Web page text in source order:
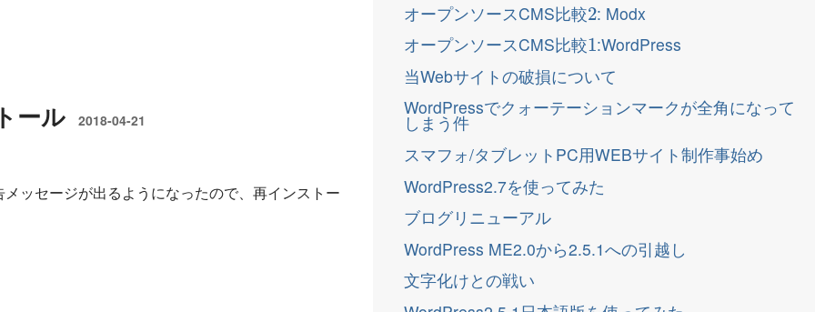
ール 2018-04-21
ッセージが出るようになったので、再インストー
オープンソースCMS比較 : Modx
オープンソースCMS比較 :WordPress
当Webサイトの破損について
WordPressでクォーテーションマークが全角になって
しまう件
スマフォ/タブレットPC用WEBサイト制作事始め
WordPress2.7を使ってみた
ブログリニューアル
WordPress ME2.0から2.5.1への引越し
文字化けとの戦い